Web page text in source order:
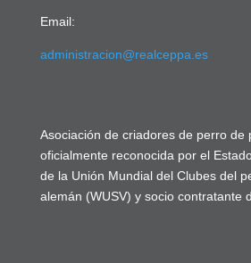
Email:
administracion@realceppa.es
Asociación de criadores de perro de
oficialmente reconocida por el
de la Unión Mundial del Clubes del
alemán (WUSV) y socio contratante